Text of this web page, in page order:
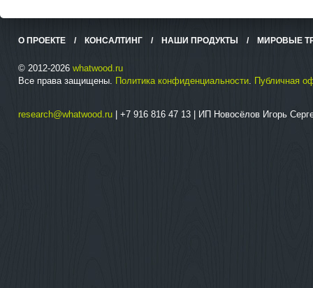
О ПРОЕКТЕ / КОНСАЛТИНГ / НАШИ ПРОДУКТЫ / МИРОВЫЕ
© 2012-2026 whatwood.ru
Все права защищены. Политика конфиденциальности. Публичная
research@whatwood.ru | +7 916 816 47 13 | ИП Новосёлов Игорь